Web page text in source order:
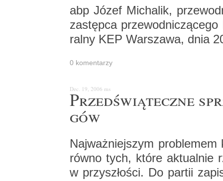
abp Józef Mi­cha­lik,
za­stęp­ca
ral­ny KEP War­sza­wa, dnia
0 ko­men­ta­rzy
Dec. 19, 2006 ms
Przed­świą­tecz­ne
gów
Naj­waż­niej­szym
rów­no tych, które ak­tu­al­nie
w przy­szło­ści. Do par­tii